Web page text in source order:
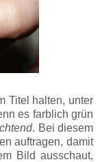
Titel halten, unter
es farblich grün
. Bei diesem
auftragen, damit
Bild ausschaut,